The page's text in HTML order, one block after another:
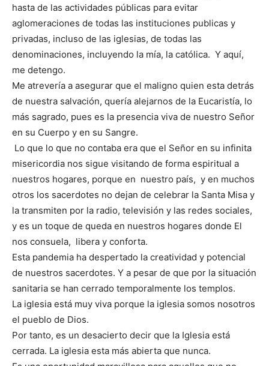
hasta de las actividades públicas para evitar
aglomeraciones de todas las instituciones publicas y
privadas, incluso de las iglesias, de todas las
denominaciones, incluyendo la mía, la católica. Y aquí,
me detengo.
Me atrevería a asegurar que el maligno quien esta detrás
de nuestra salvación, quería alejarnos de la Eucaristía, lo
más sagrado, pues es la presencia viva de nuestro Señor
en su Cuerpo y en su Sangre.
Lo que lo que no contaba era que el Señor en su infinita
misericordia nos sigue visitando de forma espiritual a
nuestros hogares, porque en nuestro país, y en muchos
otros los sacerdotes no dejan de celebrar la Santa Misa y
la transmiten por la radio, televisión y las redes sociales,
y es un toque de queda en nuestros hogares donde El
nos consuela, libera y conforta.
Esta pandemia ha despertado la creatividad y potencial
de nuestros sacerdotes. Y a pesar de que por la situación
sanitaria se han cerrado temporalmente los templos.
La iglesia está muy viva porque la iglesia somos nosotros
el pueblo de Dios.
Por tanto, es un desacierto decir que la Iglesia está
cerrada. La iglesia esta más abierta que nunca.